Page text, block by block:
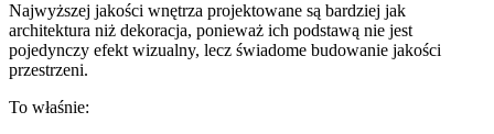
Najwyższej jakości wnętrza projektowane są bardziej jak
architektura niż dekoracja, ponieważ ich podstawą nie jest
pojedynczy efekt wizualny, lecz świadome budowanie jakości
przestrzeni.
To właśnie: